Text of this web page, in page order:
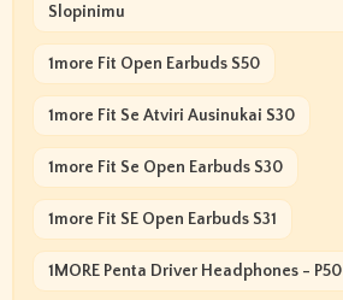
Slopinimu
1more Fit Open Earbuds S50
1more Fit Se Atviri Ausinukai S30
1more Fit Se Open Earbuds S30
1more Fit SE Open Earbuds S31
1MORE Penta Driver Headphones - P50